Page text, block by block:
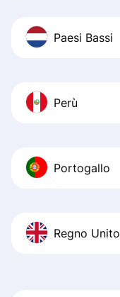
Paesi Bassi
Perù
Portogallo
Regno Unito